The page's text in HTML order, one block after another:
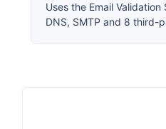
Uses the Email
DNS, SMTP and 8 third-